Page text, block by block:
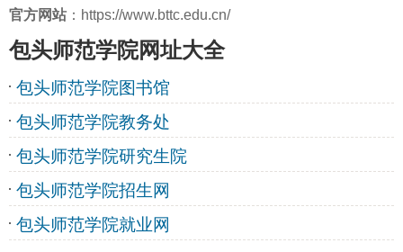
官方网站 ：https://www.bttc.edu.cn/
包头师范学院网址大全
包头师范学院图书馆
包头师范学院教务处
包头师范学院研究生院
包头师范学院招生网
包头师范学院就业网